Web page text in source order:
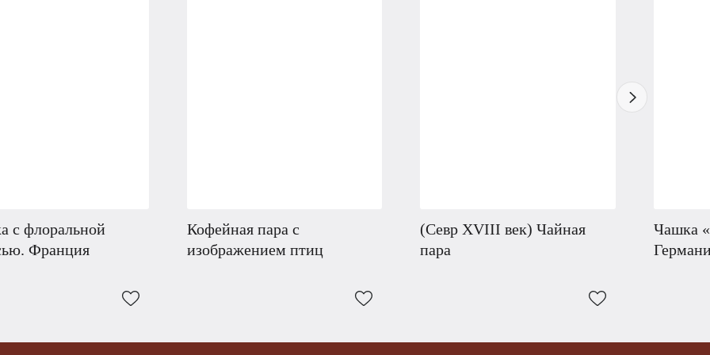
с флоральной
Франция
Кофейная пара с
изображением птиц
(Севр XVIII век) Чайная
пара
Чашка